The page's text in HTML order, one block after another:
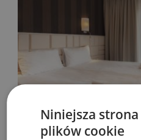
Niniejsza
plików cookie